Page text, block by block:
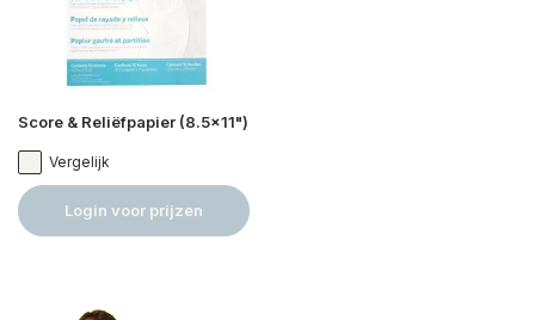
Score & Reliëfpapier (8.5x11")
Vergelijk
Login voor prijzen